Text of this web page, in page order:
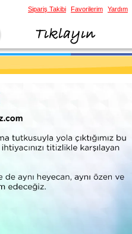
Sipariş Takibi Favorilerim Yardım